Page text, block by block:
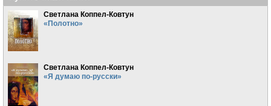
Светлана Коппел-Ковтун
«Полотно»
Светлана Коппел-Ковтун
«Я думаю по-русски»